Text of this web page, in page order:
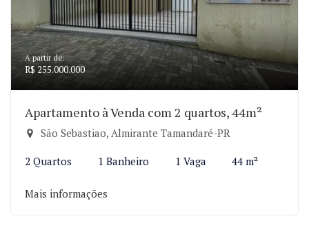
A partir de:
R$ 255.000.000
Apartamento à Venda com 2 quartos, 44m²
São Sebastiao, Almirante Tamandaré-PR
2 Quartos 1 Banheiro 1 Vaga 44 m²
Mais informações